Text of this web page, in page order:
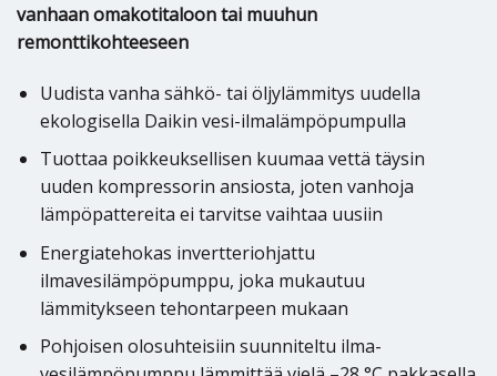
vanhaan omakotitaloon tai muuhun
remonttikohteeseen
Uudista vanha sähkö- tai öljylämmitys uudella
ekologisella Daikin vesi-ilmalämpöpumpulla
Tuottaa poikkeuksellisen kuumaa vettä täysin
uuden kompressorin ansiosta, joten vanhoja
lämpöpattereita ei tarvitse vaihtaa uusiin
Energiatehokas invertteriohjattu
ilmavesilämpöpumppu, joka mukautuu
lämmitykseen tehontarpeen mukaan
Pohjoisen olosuhteisiin suunniteltu ilma-